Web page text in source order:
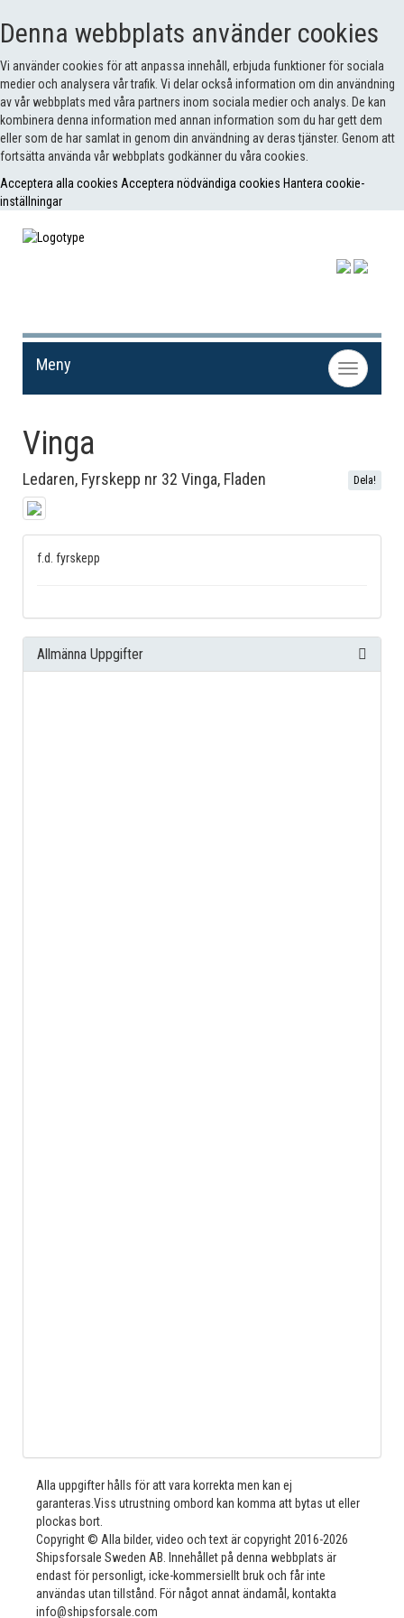
Denna webbplats använder cookies
Vi använder cookies för att anpassa innehåll, erbjuda funktioner för sociala
medier och analysera vår trafik. Vi delar också information om din användning
av vår webbplats med våra partners inom sociala medier och analys. De kan
kombinera denna information med annan information som du har gett dem
eller som de har samlat in genom din användning av deras tjänster. Genom att
fortsätta använda vår webbplats godkänner du våra cookies.
Acceptera alla cookies Acceptera nödvändiga cookies Hantera cookie-
inställningar
Toggle
navigation
Meny
Vinga
Ledaren, Fyrskepp nr 32 Vinga, Fladen Dela!
f.d. fyrskepp
Allmänna Uppgifter
Alla uppgifter hålls för att vara korrekta men kan ej
garanteras.Viss utrustning ombord kan komma att bytas ut eller
plockas bort.
Copyright © Alla bilder, video och text är copyright 2016-2026
Shipsforsale Sweden AB. Innehållet på denna webbplats är
endast för personligt, icke-kommersiellt bruk och får inte
användas utan tillstånd. För något annat ändamål, kontakta
info@shipsforsale.com